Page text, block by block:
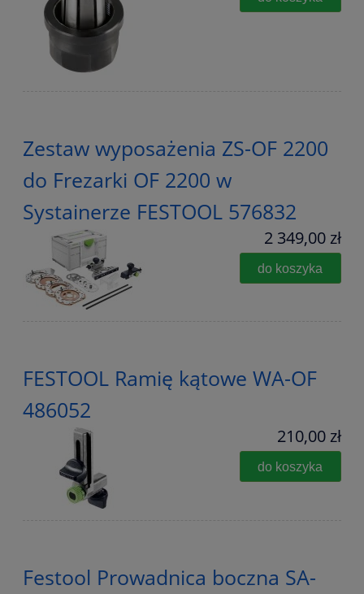
Zestaw wyposażenia ZS-OF 2200
do Frezarki OF 2200 w
Systainerze FESTOOL 576832
2 349,00 zł
do koszyka
FESTOOL Ramię kątowe WA-OF
486052
210,00 zł
do koszyka
Festool Prowadnica boczna SA-